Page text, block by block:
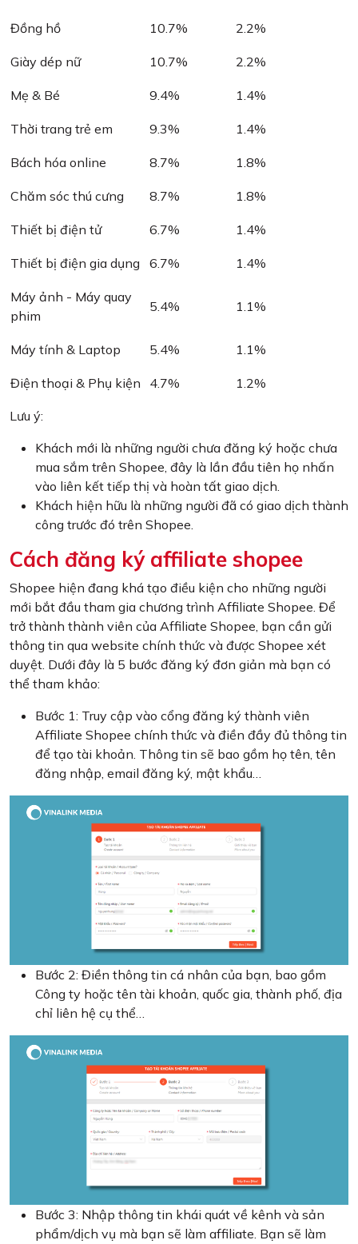
Đồng hồ 10.7% 2.2%
Giày dép nữ 10.7% 2.2%
Mẹ & Bé 9.4% 1.4%
Thời trang trẻ em 9.3% 1.4%
Bách hóa online 8.7% 1.8%
Chăm sóc thú cưng 8.7% 1.8%
Thiết bị điện tử 6.7% 1.4%
Thiết bị điện gia dụng 6.7% 1.4%
Máy ảnh - Máy quay
phim
5.4% 1.1%
Máy tính & Laptop 5.4% 1.1%
Điện thoại & Phụ kiện 4.7% 1.2%
Lưu ý:
Khách mới là những người chưa đăng ký hoặc chưa
mua sắm trên Shopee, đây là lần đầu tiên họ nhấn
vào liên kết tiếp thị và hoàn tất giao dịch.
Khách hiện hữu là những người đã có giao dịch thành
công trước đó trên Shopee.
Cách đăng ký affiliate shopee
Shopee hiện đang khá tạo điều kiện cho những người
mới bắt đầu tham gia chương trình Affiliate Shopee. Để
trở thành thành viên của Affiliate Shopee, bạn cần gửi
thông tin qua website chính thức và được Shopee xét
duyệt. Dưới đây là 5 bước đăng ký đơn giản mà bạn có
thể tham khảo:
Bước 1: Truy cập vào cổng đăng ký thành viên
Affiliate Shopee chính thức và điền đầy đủ thông tin
để tạo tài khoản. Thông tin sẽ bao gồm họ tên, tên
đăng nhập, email đăng ký, mật khẩu…
Bước 2: Điền thông tin cá nhân của bạn, bao gồm
Công ty hoặc tên tài khoản, quốc gia, thành phố, địa
chỉ liên hệ cụ thể…
Bước 3: Nhập thông tin khái quát về kênh và sản
phẩm/dịch vụ mà bạn sẽ làm affiliate. Bạn sẽ làm